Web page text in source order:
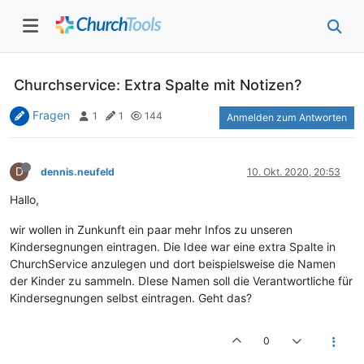
Churchservice: Extra Spalte mit Notizen?
Fragen 1 1 144 Anmelden zum Antworten
D dennis.neufeld 10. Okt. 2020, 20:53
Hallo,
wir wollen in Zunkunft ein paar mehr Infos zu unseren
Kindersegnungen eintragen. Die Idee war eine extra Spalte in
ChurchService anzulegen und dort beispielsweise die Namen
der Kinder zu sammeln. DIese Namen soll die Verantwortliche für
Kindersegnungen selbst eintragen. Geht das?
0